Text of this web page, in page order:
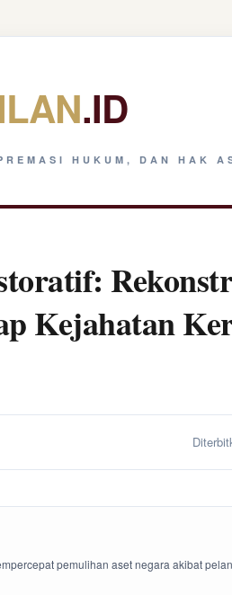
.ID
HUKUM, DAN HAK
Kejahatan
pemulihan aset negara akibat